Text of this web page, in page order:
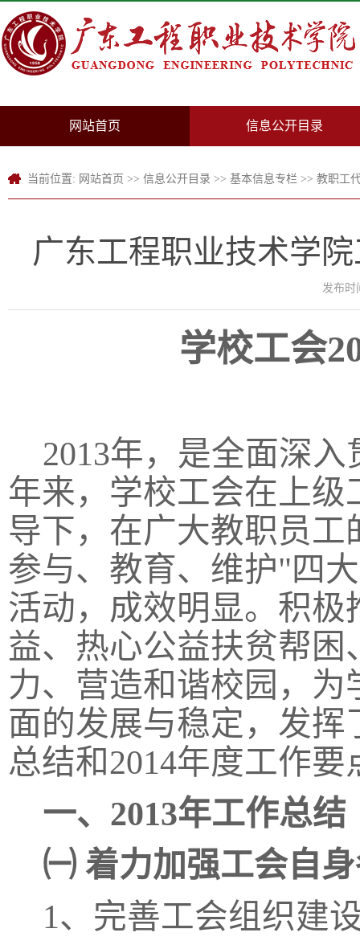
网站首页 信息公开目录
当前位置: 网站首页 >> 信息公开目录 >> 基本信息专栏 >> 教职工
广东工程职业技术学
发布时
学校工会
2013年，是全面深
年来，学校工会在上
导下，在广大教职员
参与、教育、维护"四
活动，成效明显。积
益、热心公益扶贫帮
力、营造和谐校园，
面的发展与稳定，发挥
总结和2014年度工作
一、 2013年工作总结
㈠ 着力加强工会自
1、完善工会组织建